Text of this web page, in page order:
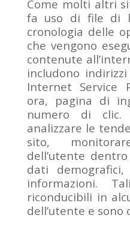
Come molti altri
fa uso di file di
cronologia delle
che vengono
contenute
includono
Internet Service
ora, pagina di
numero di
analizzare le
sito,
dell’utente
dati
informazioni.
riconducibili in
dell’utente e sono